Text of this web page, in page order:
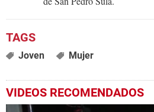
Joven Mujer
VIDEOS RECOMENDADOS